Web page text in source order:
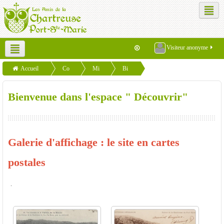
Visiteur anonyme
Français (fr)
Accueil
Co
ur
s
Mi
sce
lla
Bi
en
ve
da
"
Dé
Dé
co
le site en cartes postales
Bienvenue dans l'espace " Découvrir"
Galerie d'affichage : le site en cartes
postales
.